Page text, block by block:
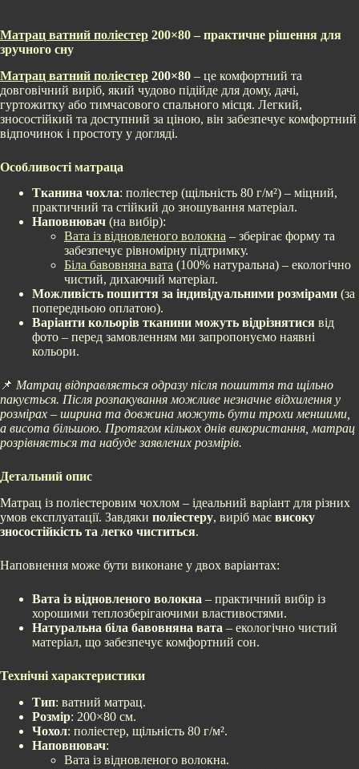
Матрац ватний поліестер 200×80 – практичне рішення для
зручного сну
Матрац ватний поліестер 200×80 – це комфортний та
довговічний виріб, який чудово підійде для дому, дачі,
гуртожитку або тимчасового спального місця. Легкий,
зносостійкий та доступний за ціною, він забезпечує комфортний
відпочинок і простоту у догляді.
Особливості матраца
Тканина чохла: поліестер (щільність 80 г/м²) – міцний,
практичний та стійкий до зношування матеріал.
Наповнювач (на вибір):
Вата із відновленого волокна – зберігає форму та
забезпечує рівномірну підтримку.
Біла бавовняна вата (100% натуральна) – екологічно
чистий, дихаючий матеріал.
Можливість пошиття за індивідуальними розмірами (за
попередньою оплатою).
Варіанти кольорів тканини можуть відрізнятися від
фото – перед замовленням ми запропонуємо наявні
кольори.
📌 Матрац відправляється одразу після пошиття та щільно
пакується. Після розпакування можливе незначне відхилення у
розмірах – ширина та довжина можуть бути трохи меншими,
а висота більшою. Протягом кількох днів використання, матрац
розрівняється та набуде заявлених розмірів.
Детальний опис
Матрац із поліестеровим чохлом – ідеальний варіант для різних
умов експлуатації. Завдяки поліестеру, виріб має високу
зносостійкість та легко чиститься.
Наповнення може бути виконане у двох варіантах:
Вата із відновленого волокна – практичний вибір із
хорошими теплозберігаючими властивостями.
Натуральна біла бавовняна вата – екологічно чистий
матеріал, що забезпечує комфортний сон.
Технічні характеристики
Тип: ватний матрац.
Розмір: 200×80 см.
Чохол: поліестер, щільність 80 г/м².
Наповнювач:
Вата із відновленого волокна.